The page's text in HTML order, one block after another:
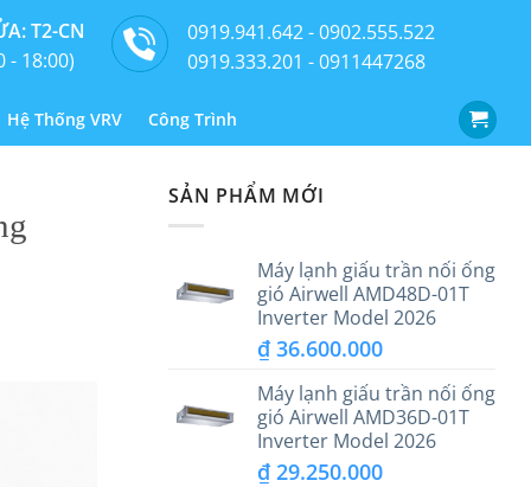
T2-CN
- 18:00)
0919.941.642 - 0902.555.522
0919.333.201 - 0911447268
Hệ Thống VRV Công Trình
SẢN PHẨM MỚI
Máy lạnh giấu trần nối ống
gió Airwell AMD48D-01T
Inverter Model 2026
₫ 36.600.000
Máy lạnh giấu trần nối ống
gió Airwell AMD36D-01T
Inverter Model 2026
₫ 29.250.000